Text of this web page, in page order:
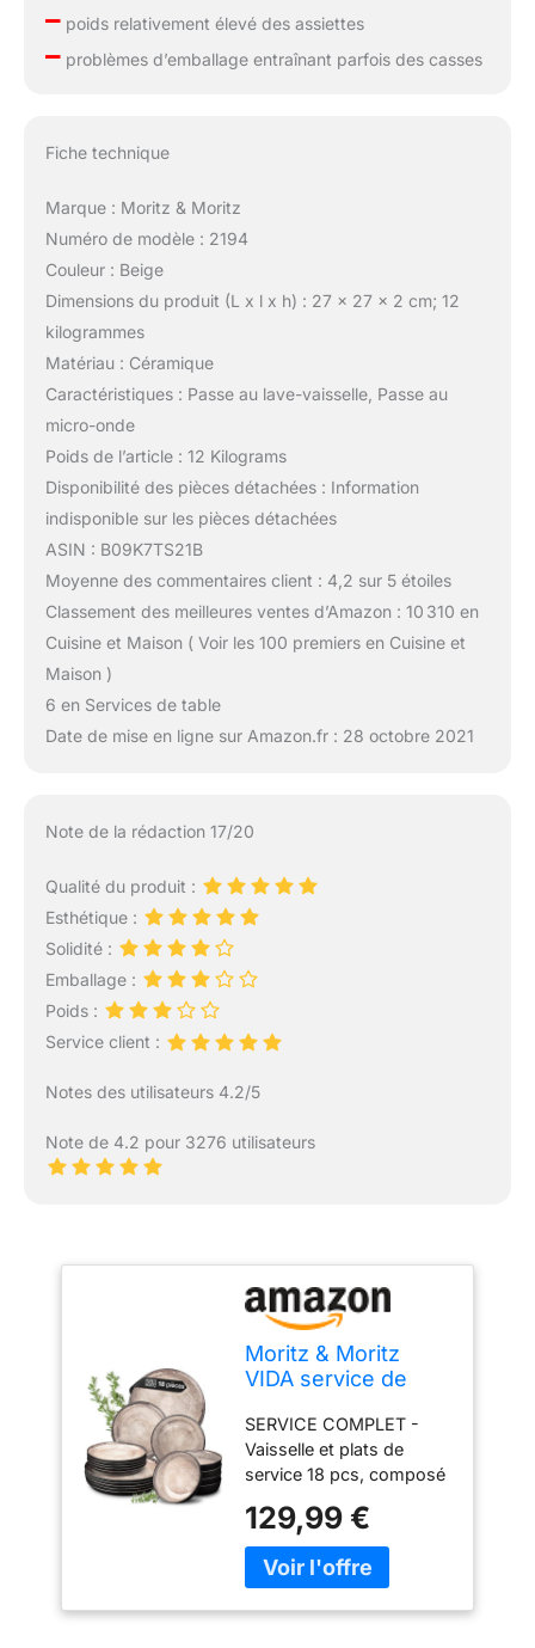
–poids relativement élevé des assiettes
–problèmes d’emballage entraînant parfois des casses
Fiche technique
Marque : Moritz & Moritz
Numéro de modèle : 2194
Couleur : Beige
Dimensions du produit (L x l x h) : 27 x 27 x 2 cm; 12
kilogrammes
Matériau : Céramique
Caractéristiques : Passe au lave-vaisselle, Passe au
micro-onde
Poids de l’article : 12 Kilograms
Disponibilité des pièces détachées : Information
indisponible sur les pièces détachées
ASIN : B09K7TS21B
Moyenne des commentaires client : 4,2 sur 5 étoiles
Classement des meilleures ventes d’Amazon : 10 310 en
Cuisine et Maison ( Voir les 100 premiers en Cuisine et
Maison )
6 en Services de table
Date de mise en ligne sur Amazon.fr : 28 octobre 2021
Note de la rédaction 17/20
Qualité du produit :
Esthétique :
Solidité :
Emballage :
Poids :
Service client :
Notes des utilisateurs 4.2/5
Note de 4.2 pour 3276 utilisateurs
Moritz & Moritz
VIDA service de
18 Pièces - services
de vaisselle beige
6x assiettes plates,
6x assiettes
creuses, 6x à petit-
déjeuner
SERVICE COMPLET -
Vaisselle et plats de
service 18 pcs, composé
x 2 cm, 6 assiettes à
dessert 20 x 2 cm et 6
assiettes à soupe 19 x
129,99 €